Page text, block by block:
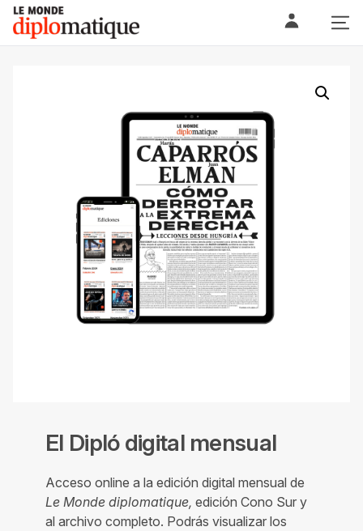
Skip
content
Le monde diplomatique
El Dipló digital mensual
Acceso online a la edición digital mensual de
Le Monde diplomatique, edición Cono Sur y
al archivo completo. Podrás visualizar los